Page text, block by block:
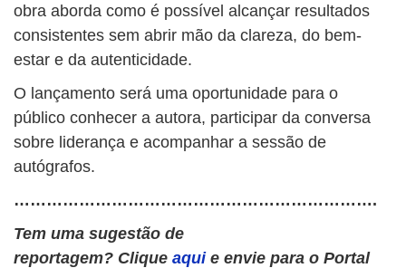
obra aborda como é possível alcançar resultados
consistentes sem abrir mão da clareza, do bem-
estar e da autenticidade.
O lançamento será uma oportunidade para o
público conhecer a autora, participar da conversa
sobre liderança e acompanhar a sessão de
autógrafos.
………………………………………………………….
Tem uma sugestão de
reportagem? Clique aqui e envie para o Portal